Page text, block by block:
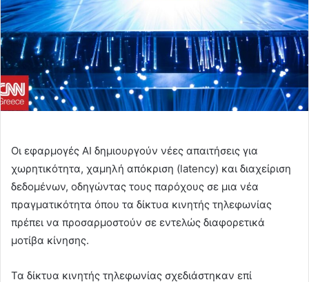
Οι εφαρμογές AI δημιουργούν νέες απαιτήσεις για
χωρητικότητα, χαμηλή απόκριση (latency) και διαχείριση
δεδομένων, οδηγώντας τους παρόχους σε μια νέα
πραγματικότητα όπου τα δίκτυα κινητής τηλεφωνίας
πρέπει να προσαρμοστούν σε εντελώς διαφορετικά
μοτίβα κίνησης.
Τα δίκτυα κινητής τηλεφωνίας σχεδιάστηκαν επί